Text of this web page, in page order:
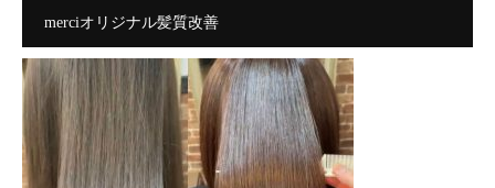
merciオリジナル髪質改善